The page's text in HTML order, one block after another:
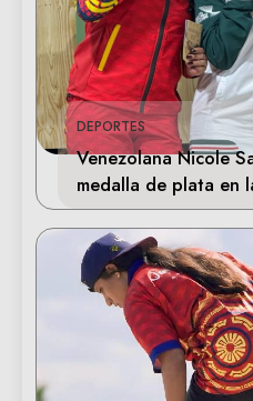
DEPORTES
Venezolana Nicole
medalla de plata en
Deportivo